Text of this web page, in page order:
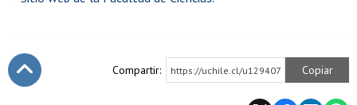
Compartir: https://uchile.cl/u129407 Copiar